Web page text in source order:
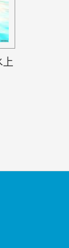
上